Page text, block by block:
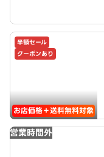
半額セール
クーポンあり
お店価格＋送料無料対象
営業時間外